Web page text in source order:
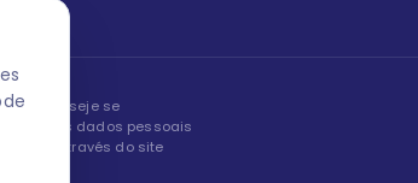
Caso deseje se
os seus dados pessoais
através do site